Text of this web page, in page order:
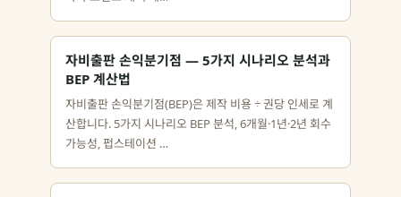
자비출판 손익분기점 — 5가지 시나리오 분석과
BEP 계산법
자비출판 손익분기점(BEP)은 제작 비용 ÷ 권당 인세로 계
산합니다. 5가지 시나리오 BEP 분석, 6개월·1년·2년 회수
가능성, 펍스테이션 …